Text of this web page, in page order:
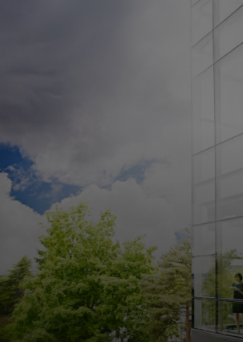
이노베이터
뉴스 & 인사이트